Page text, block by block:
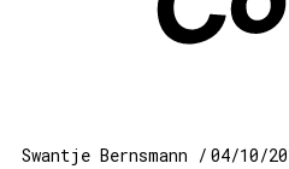
Swantje Bernsmann 04/10/